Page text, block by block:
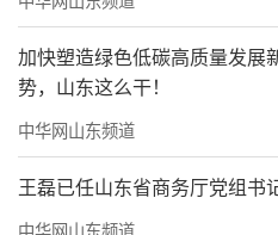
山东着力深化制度
平台综合能级。今年以
以制度型开放推动高水
上合示范区、自贸试
放平台。加快推进上
加快塑造绿色低碳高质量发展
势，山东这么干！
中华网山东频道
王磊已任山东省商务厅党组书
中华网山东频道